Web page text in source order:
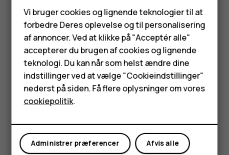
Smartphones
Feature-telefoner
Tilbehør
HMD Terra M
Tablets
Min konto
Find eller lås telefonen
Hvis du mister telefonen, kan du måske finde den igen,
låse den eller eksternt rydde indholdet, hvis du er logget
ind på en Google-konto. Find min enhed er som standard
aktiveret på telefoner, som er tilknyttet en Google-konto.
Hvis du vil bruge Find min enhed, skal din mistede telefon
være:
Forbundet til mobildata eller Wi-Fi
Vi bruger cookies og lignende teknologier til at
forbedre Deres oplevelse og til personalisering
af annoncer. Ved at klikke på "Acceptér alle"
accepterer du brugen af cookies og lignende
teknologi. Du kan når som helst ændre dine
indstillinger ved at vælge "Cookieindstillinger"
nederst på siden. Få flere oplysninger om vores
cookiepolitik.
Afvis alle
Administrer præferencer